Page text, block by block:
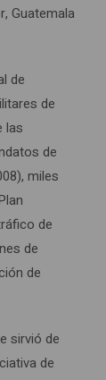
Guatemala
de
de
las
de
miles
de
de
de
sirvió de
de